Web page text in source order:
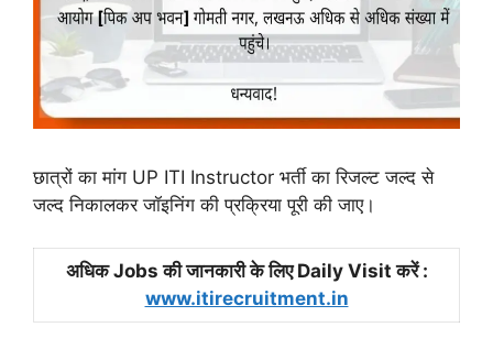
छात्रों का मांग UP ITI Instructor भर्ती का रिजल्ट जल्द से
जल्द निकालकर जॉइनिंग की प्रक्रिया पूरी की जाए।
अधिक Jobs की जानकारी के लिए Daily Visit करें :
www.itirecruitment.in